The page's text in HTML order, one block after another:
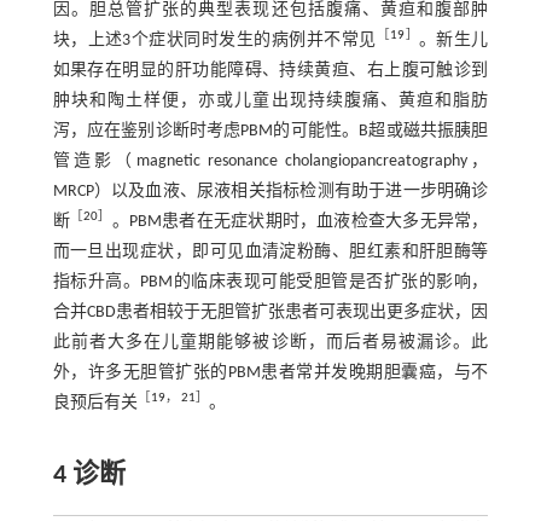
因。胆总管扩张的典型表现还包括腹痛、黄疸和腹部肿
块，上述3个症状同时发生的病例并不常见 ［19］ 。新生儿
如果存在明显的肝功能障碍、持续黄疸、右上腹可触诊到
肿块和陶土样便，亦或儿童出现持续腹痛、黄疸和脂肪
泻，应在鉴别诊断时考虑PBM的可能性。B超或磁共振胰胆
管造影（magnetic resonance cholangiopancreatography，
MRCP）以及血液、尿液相关指标检测有助于进一步明确诊
断［20］ 。PBM患者在无症状期时，血液检查大多无异常，
而一旦出现症状，即可见血清淀粉酶、胆红素和肝胆酶等
指标升高。PBM的临床表现可能受胆管是否扩张的影响，
合并CBD患者相较于无胆管扩张患者可表现出更多症状，因
此前者大多在儿童期能够被诊断，而后者易被漏诊。此
外，许多无胆管扩张的PBM患者常并发晚期胆囊癌，与不
良预后有关 ［19， 21］ 。
4 诊断